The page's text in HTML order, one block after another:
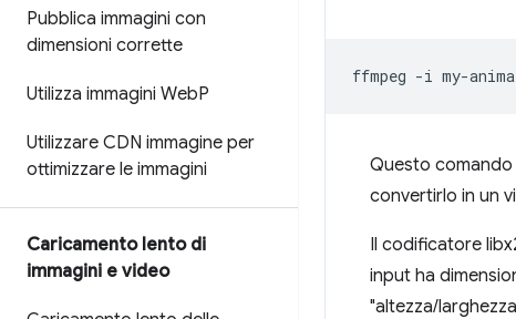
Pubblica immagini con
dimensioni corrette
Utilizza immagini WebP
Utilizzare CDN immagine per
ottimizzare le immagini
Caricamento lento di
immagini e video
ffmpeg -i my-
Questo comando
convertirlo in un
Il codificatore
input ha
"altezza/